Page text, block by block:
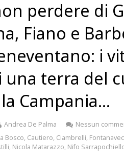
perdere di
Fiano e
i
una terra del
Campania…
Andrea De Palma
Nessun
Bosco, Cautiero, Ciambrelli,
, Nicola Matarazzo, Nifo